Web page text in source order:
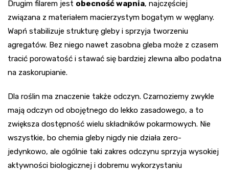
Drugim filarem jest obecność wapnia, najczęściej
związana z materiałem macierzystym bogatym w węglany.
Wapń stabilizuje strukturę gleby i sprzyja tworzeniu
agregatów. Bez niego nawet zasobna gleba może z czasem
tracić porowatość i stawać się bardziej zlewna albo podatna
na zaskorupianie.
Dla roślin ma znaczenie także odczyn. Czarnoziemy zwykle
mają odczyn od obojętnego do lekko zasadowego, a to
zwiększa dostępność wielu składników pokarmowych. Nie
wszystkie, bo chemia gleby nigdy nie działa zero-
jedynkowo, ale ogólnie taki zakres odczynu sprzyja wysokiej
aktywności biologicznej i dobremu wykorzystaniu